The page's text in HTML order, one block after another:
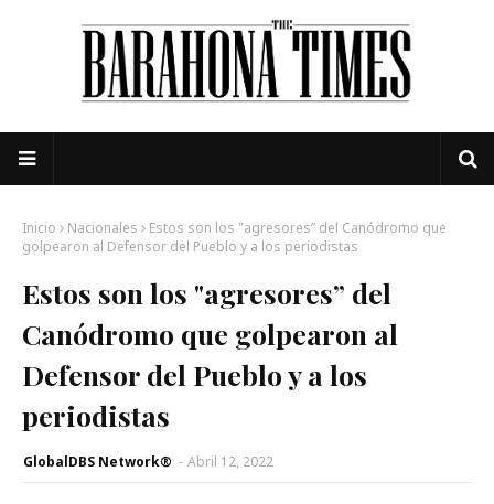
Inicio Nacionales
Estos son los "agresores” del Canódromo que
golpearon al Defensor del Pueblo y a los periodistas
Estos son los "agresores” del
Canódromo que golpearon al
Defensor del Pueblo y a los
periodistas
GlobalDBS Network® - Abril 12, 2022